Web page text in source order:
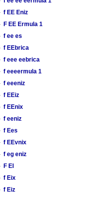
f EE Eniz
F EE Ermula 1
f ee es
f EEbrica
f eee eebrica
f eeeermula 1
f eeeniz
f EEiz
f EEnix
f eeniz
f Ees
f EEvnix
f eg eniz
F EI
f Eix
f Eiz